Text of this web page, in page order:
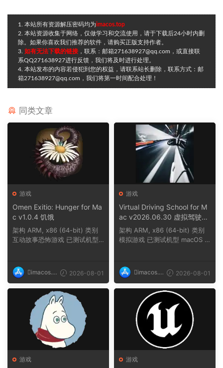
1. 本站所有资源解压密码均为imacos.top
2. 本站资源收集于网络，仅做学习和交流使用，请于下载后24小时内删
除。如果你喜欢我们推荐的软件，请购买正版支持作者。
3. 如有无法下载的链接 ，联系：邮箱271638927@qq.com，或直接联
系QQ271638927进行反馈，我们将及时进行处理。
4. 本站发布的内容若侵犯到您的权益，请联系站长删除，联系方式：邮
箱271638927@qq.com，我们将第一时间配合处理！
同类文章
游戏
Omen Exitio: Hunger for Ma
c v1.0.4 饥饿
架构 ARM, x86 (64-bit) 类别
互动故事恐怖游戏 已测试机型
imacos.t
op
2026-08-01
游戏
Virtual Driving School for M
ac v2026.06.30 虚拟驾驶学
校
架构 ARM, x86 (64-bit) 类别
模拟游戏 已测试机型 macOS T
imacos.t
op
2026-08-01
游戏 游戏